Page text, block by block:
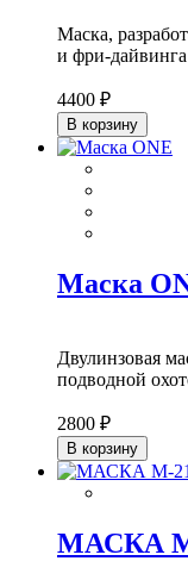
Маска,
и фри-дайвинга
4400 ₽
В корзину
Маска
Двулинзовая
подводной
2800 ₽
В корзину
МАСКА М-